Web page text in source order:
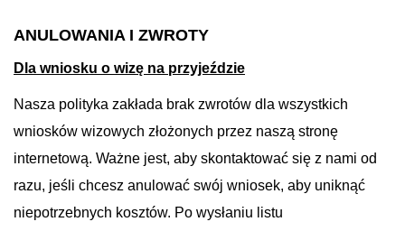
ANULOWANIA I ZWROTY
Dla wniosku o wizę na przyjeździe
Nasza polityka zakłada brak zwrotów dla wszystkich
wniosków wizowych złożonych przez naszą stronę
internetową. Ważne jest, aby skontaktować się z nami od
razu, jeśli chcesz anulować swój wniosek, aby uniknąć
niepotrzebnych kosztów. Po wysłaniu listu